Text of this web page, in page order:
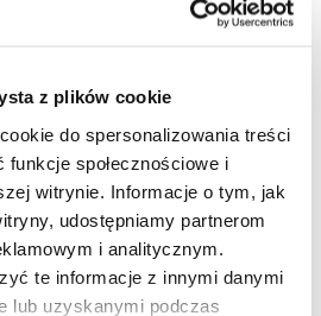
z plików cookie
do spersonalizowania treści
funkcje społecznościowe i
witrynie. Informacje o tym, jak
udostępniamy partnerom
i analitycznym.
te informacje z innymi danymi
lub uzyskanymi podczas
potwierdzenie płatności
w sekcji przy każdym